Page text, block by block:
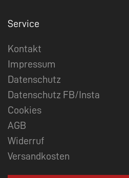
Service
Kontakt
Impressum
Datenschutz
Datenschutz FB/Insta
Cookies
AGB
Widerruf
Versandkosten